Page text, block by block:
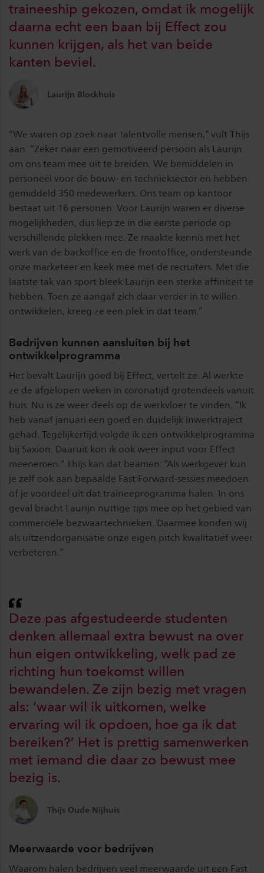
traineeship gekozen, omdat ik mogelijk
daarna echt een baan bij Effect zou
kunnen krijgen, als het van beide
kanten beviel.
Laurijn Blockhuis
“We waren op zoek naar talentvolle mensen,” vult Thijs
aan. “Zeker naar een gemotiveerd persoon als Laurijn
om ons team mee uit te breiden. We bemiddelen in
personeel voor de bouw- en technieksector en hebben
gemiddeld 350 medewerkers. Ons team op kantoor
bestaat uit 16 personen. Voor Laurijn waren er diverse
mogelijkheden, dus liep ze in die eerste periode op
verschillende plekken mee. Ze maakte kennis met het
werk van de backoffice en de frontoffice, ondersteunde
onze marketeer en keek mee met de recruiters. Met die
laatste tak van sport bleek Laurijn een sterke affiniteit te
hebben. Toen ze aangaf zich daar verder in te willen
ontwikkelen, kreeg ze een plek in dat team.”
Bedrijven kunnen aansluiten bij het
ontwikkelprogramma
Het bevalt Laurijn goed bij Effect, vertelt ze. Al werkte
ze de afgelopen weken in coronatijd grotendeels vanuit
huis. Nu is ze weer deels op de werkvloer te vinden. “Ik
heb vanaf januari een goed en duidelijk inwerktraject
gehad. Tegelijkertijd volgde ik een ontwikkelprogramma
bij Saxion. Daaruit kon ik ook weer input voor Effect
meenemen.” Thijs kan dat beamen: “Als werkgever kun
je zelf ook aan bepaalde Fast Forward-sessies meedoen
of je voordeel uit dat traineeprogramma halen. In ons
geval bracht Laurijn nuttige tips mee op het gebied van
commerciële bezwaartechnieken. Daarmee konden wij
als uitzendorganisatie onze eigen pitch kwalitatief weer
verbeteren.”
Deze pas afgestudeerde studenten
denken allemaal extra bewust na over
hun eigen ontwikkeling, welk pad ze
richting hun toekomst willen
bewandelen. Ze zijn bezig met vragen
als: ‘waar wil ik uitkomen, welke
ervaring wil ik opdoen, hoe ga ik dat
bereiken?’ Het is prettig samenwerken
met iemand die daar zo bewust mee
bezig is.
Thijs Oude Nijhuis
Meerwaarde voor bedrijven
Waarom halen bedrijven veel meerwaarde uit een Fast